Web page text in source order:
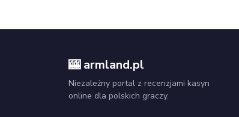
🎰 armland.pl
Niezależny portal z recenzjami kasyn
online dla polskich graczy.